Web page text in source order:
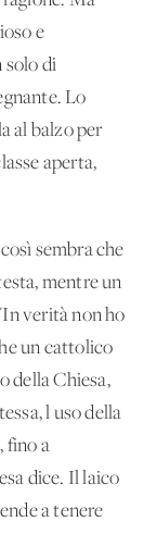
e
solo di
Lo
al balzo per
aperta,
sembra che
mentre un
verità non ho
un cattolico
della Chiesa,
l'uso della
fino a
dice. Il laico
a tenere